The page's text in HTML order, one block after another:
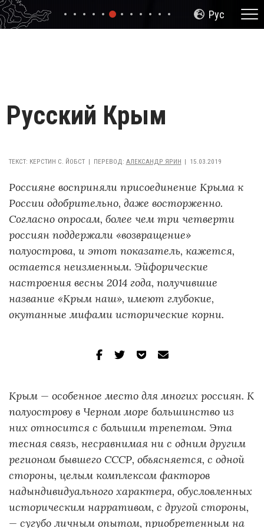
Русский Крым
ТЕКСТ: КЕРСТИН С. ЙОБСТ ПЕРЕВОД: АЛЕКСАНДР ЯРИН 15.03.2019
Россияне восприняли присоединение Крыма к
России одобрительно, даже восторженно.
Согласно опросам, более чем три четверти
россиян поддержали «возвращение»
полуострова, и этот показатель, кажется,
остается неизменным. Эйфорические
настроения весны 2014 года, получившие
название «Крым наш», имеют глубокие,
окутанные мифами исторические корни.
Крым — особенное место для многих россиян. К
полуострову в Черном море большинство из
них относится с большим трепетом. Эта
тесная связь, несравнимая ни с одним другим
регионом бывшего СССР, объясняется, с одной
стороны, целым комплексом факторов
надындивидуального характера, обусловленных
историческим нарративом, с другой стороны,
— сугубо личным опытом, приобретенным на
Slide 1
Slide 2
Slide 3
Slide 4
Slide 5
Slide 6Slide 7
Slide 8
Slide 9
Slide 10
Slide 11
Slide 12